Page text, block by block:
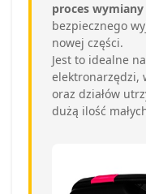
proces wymiany
bezpiecznego
nowej części.
Jest to idealne
elektronarzędzi,
oraz działów
dużą ilość